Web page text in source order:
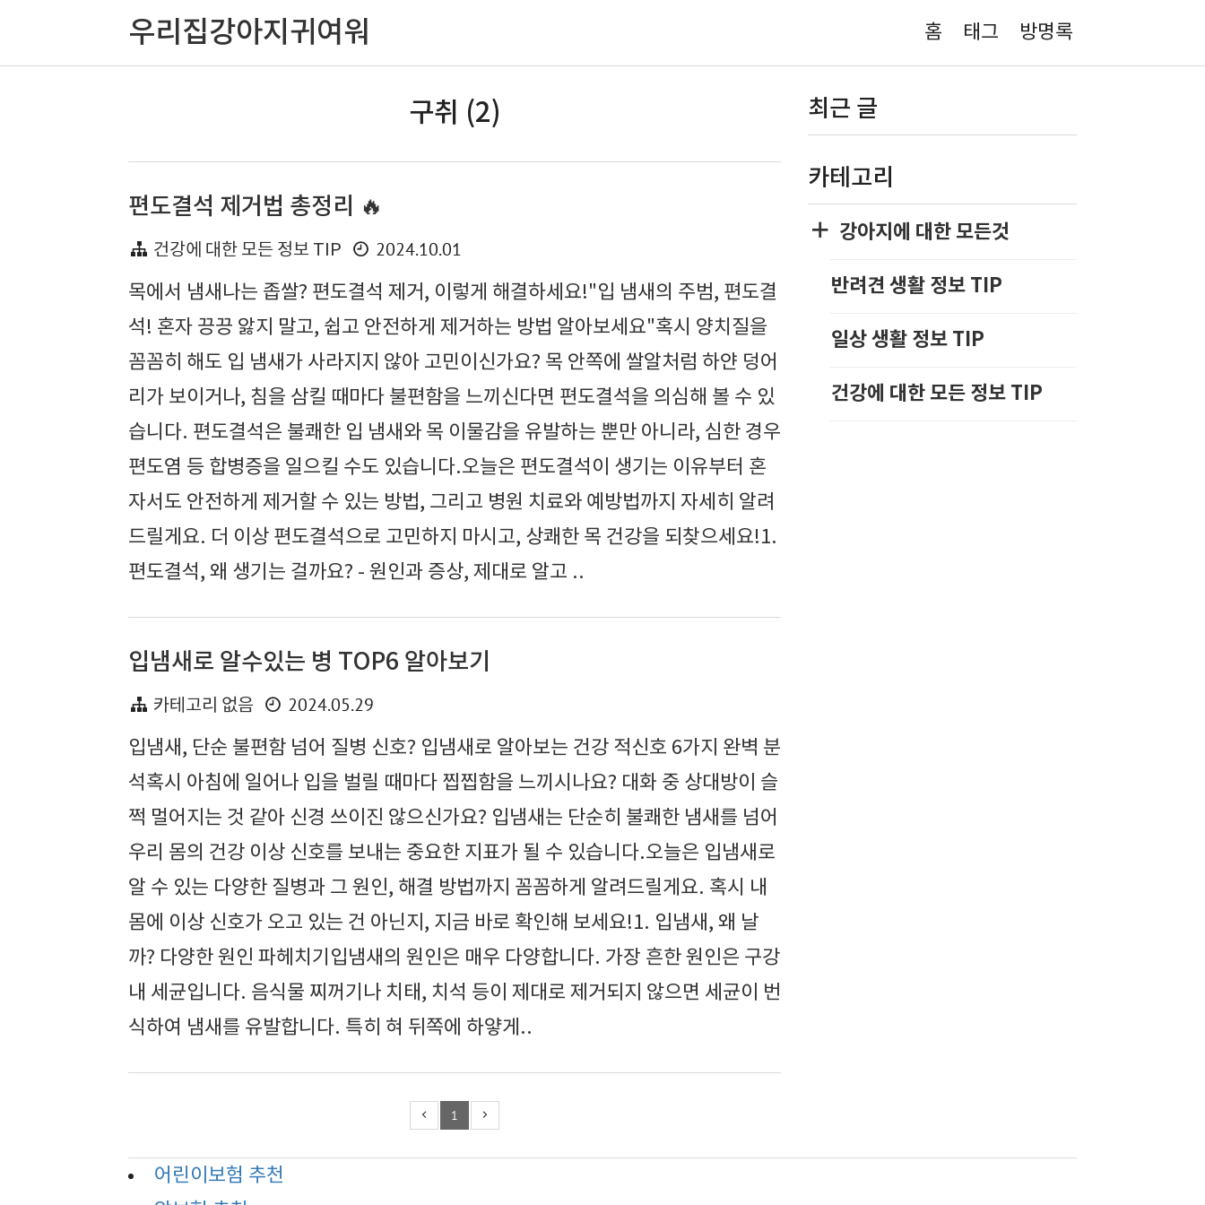
우리집강아지귀여워 홈 태그 방명록
구취 (2)
편도결석 제거법 총정리 🔥
건강에 대한 모든 정보 TIP
2024.10.01
목에서 냄새나는 좁쌀? 편도결석 제거, 이렇게 해결하세요!"입 냄새의 주범, 편도결
석! 혼자 끙끙 앓지 말고, 쉽고 안전하게 제거하는 방법 알아보세요"혹시 양치질을
꼼꼼히 해도 입 냄새가 사라지지 않아 고민이신가요? 목 안쪽에 쌀알처럼 하얀 덩어
리가 보이거나, 침을 삼킬 때마다 불편함을 느끼신다면 편도결석을 의심해 볼 수 있
습니다. 편도결석은 불쾌한 입 냄새와 목 이물감을 유발하는 뿐만 아니라, 심한 경우
편도염 등 합병증을 일으킬 수도 있습니다.오늘은 편도결석이 생기는 이유부터 혼
자서도 안전하게 제거할 수 있는 방법, 그리고 병원 치료와 예방법까지 자세히 알려
드릴게요. 더 이상 편도결석으로 고민하지 마시고, 상쾌한 목 건강을 되찾으세요!1.
편도결석, 왜 생기는 걸까요? - 원인과 증상, 제대로 알고 ..
입냄새로 알수있는 병 TOP6 알아보기
카테고리 없음
2024.05.29
입냄새, 단순 불편함 넘어 질병 신호? 입냄새로 알아보는 건강 적신호 6가지 완벽 분
석혹시 아침에 일어나 입을 벌릴 때마다 찝찝함을 느끼시나요? 대화 중 상대방이 슬
쩍 멀어지는 것 같아 신경 쓰이진 않으신가요? 입냄새는 단순히 불쾌한 냄새를 넘어
우리 몸의 건강 이상 신호를 보내는 중요한 지표가 될 수 있습니다.오늘은 입냄새로
알 수 있는 다양한 질병과 그 원인, 해결 방법까지 꼼꼼하게 알려드릴게요. 혹시 내
몸에 이상 신호가 오고 있는 건 아닌지, 지금 바로 확인해 보세요!1. 입냄새, 왜 날
까? 다양한 원인 파헤치기입냄새의 원인은 매우 다양합니다. 가장 흔한 원인은 구강
내 세균입니다. 음식물 찌꺼기나 치태, 치석 등이 제대로 제거되지 않으면 세균이 번
식하여 냄새를 유발합니다. 특히 혀 뒤쪽에 하얗게..
1
최근 글
카테고리
강아지에 대한 모든것
반려견 생활 정보 TIP
일상 생활 정보 TIP
건강에 대한 모든 정보 TIP
어린이보험 추천